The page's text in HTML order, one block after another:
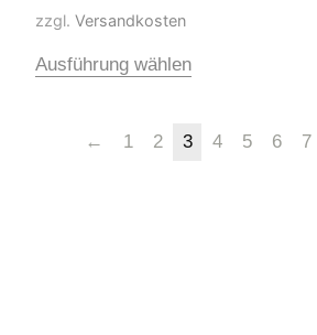
zzgl. Versandkosten
Ausführung wählen
← 1 2 3 4 5 6 7